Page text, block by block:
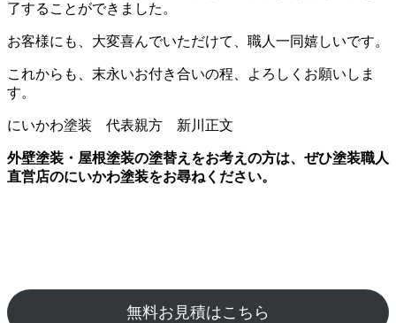
了することができました。
お客様にも、大変喜んでいただけて、職人一同嬉しいです。
これからも、末永いお付き合いの程、よろしくお願いしま
す。
にいかわ塗装 代表親方 新川正文
外壁塗装・屋根塗装の塗替えをお考えの方は、ぜひ塗装職人
直営店のにいかわ塗装をお尋ねください。
無料お見積はこちら